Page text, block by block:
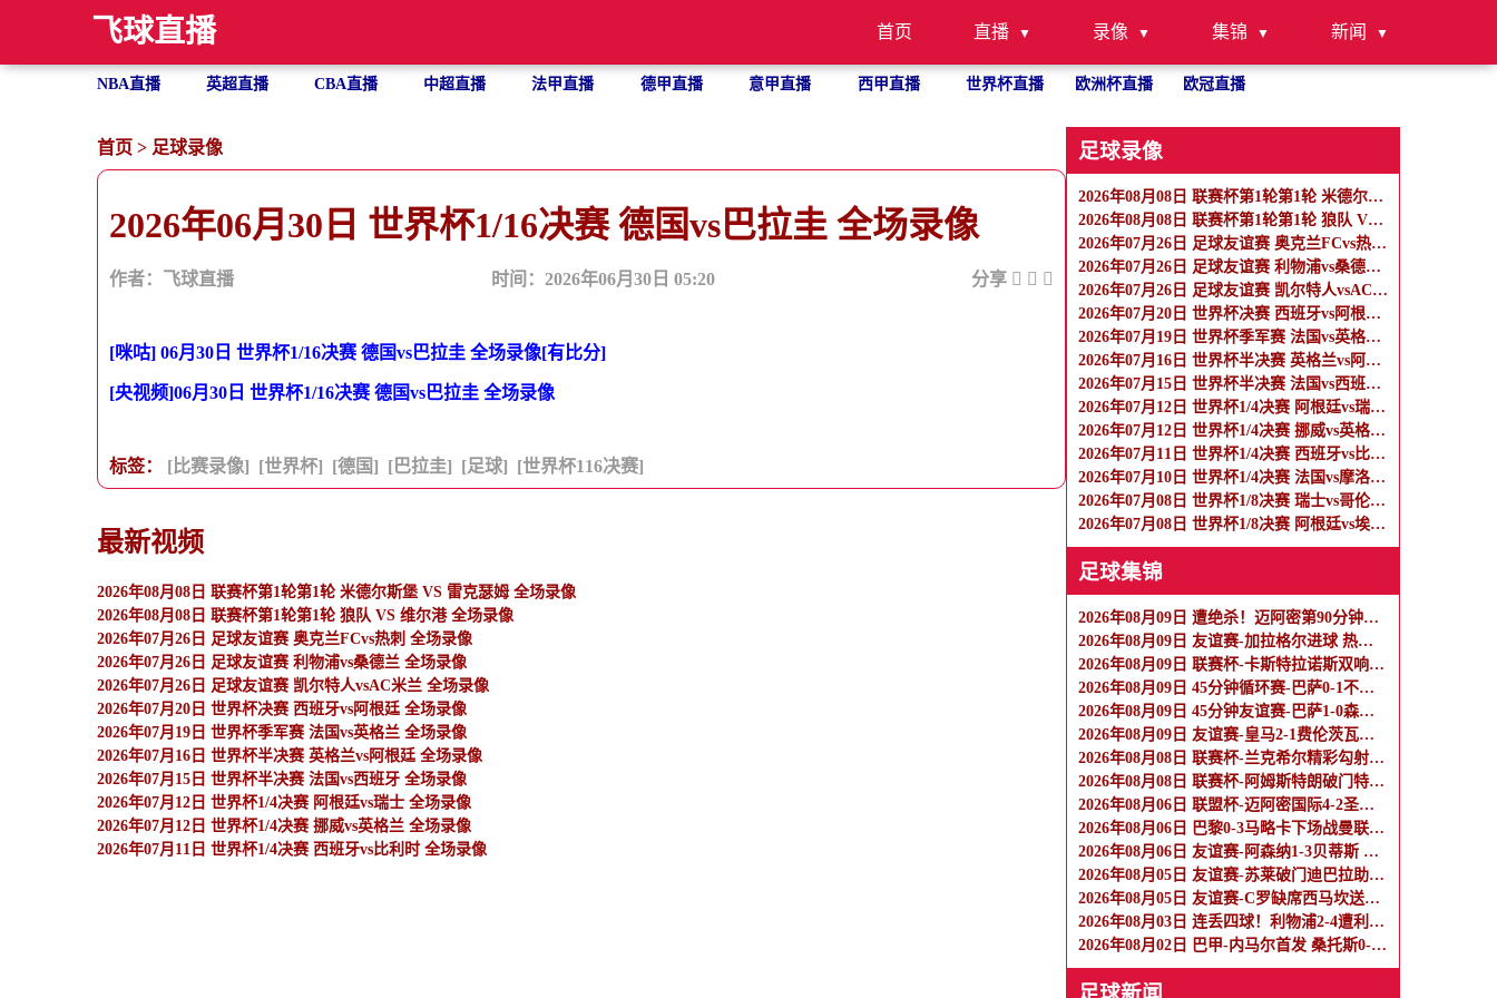
飞球直播 首页 直播 录像 集锦 新闻
NBA直播 英超直播 CBA直播 中超直播 法甲直播 德甲直播 意甲直播 西甲直播 世界杯直播 欧洲杯直播 欧冠直播
首页 > 足球录像
2026年06月30日 世界杯1/16决赛 德国vs巴拉圭 全场录像
作者：飞球直播 时间：2026年06月30日 05:20 分享
[咪咕] 06月30日 世界杯1/16决赛 德国vs巴拉圭 全场录像[有比分]
[央视频]06月30日 世界杯1/16决赛 德国vs巴拉圭 全场录像
标签： [比赛录像] [世界杯] [德国] [巴拉圭] [足球] [世界杯116决赛]
最新视频
2026年08月08日 联赛杯第1轮第1轮 米德尔斯堡 VS 雷克瑟姆 全场录像
2026年08月08日 联赛杯第1轮第1轮 狼队 VS 维尔港 全场录像
2026年07月26日 足球友谊赛 奥克兰FCvs热刺 全场录像
2026年07月26日 足球友谊赛 利物浦vs桑德兰 全场录像
2026年07月26日 足球友谊赛 凯尔特人vsAC米兰 全场录像
2026年07月20日 世界杯决赛 西班牙vs阿根廷 全场录像
2026年07月19日 世界杯季军赛 法国vs英格兰 全场录像
2026年07月16日 世界杯半决赛 英格兰vs阿根廷 全场录像
2026年07月15日 世界杯半决赛 法国vs西班牙 全场录像
2026年07月12日 世界杯1/4决赛 阿根廷vs瑞士 全场录像
2026年07月12日 世界杯1/4决赛 挪威vs英格兰 全场录像
2026年07月11日 世界杯1/4决赛 西班牙vs比利时 全场录像
足球录像
2026年08月08日 联赛杯第1轮第1轮 米德尔斯堡 VS 雷克瑟姆 全场录像
2026年08月08日 联赛杯第1轮第1轮 狼队 VS 维尔港 全场录像
2026年07月26日 足球友谊赛 奥克兰FCvs热刺 全场录像
2026年07月26日 足球友谊赛 利物浦vs桑德兰 全场录像
2026年07月26日 足球友谊赛 凯尔特人vsAC米兰 全场录像
2026年07月20日 世界杯决赛 西班牙vs阿根廷 全场录像
2026年07月19日 世界杯季军赛 法国vs英格兰 全场录像
2026年07月16日 世界杯半决赛 英格兰vs阿根廷 全场录像
2026年07月15日 世界杯半决赛 法国vs西班牙 全场录像
2026年07月12日 世界杯1/4决赛 阿根廷vs瑞士 全场录像
2026年07月12日 世界杯1/4决赛 挪威vs英格兰 全场录像
2026年07月11日 世界杯1/4决赛 西班牙vs比利时 全场录像
2026年07月10日 世界杯1/4决赛 法国vs摩洛哥 全场录像
2026年07月08日 世界杯1/8决赛 瑞士vs哥伦比亚 全场录像
2026年07月08日 世界杯1/8决赛 阿根廷vs埃及 全场录像
足球集锦
2026年08月09日 遭绝杀！迈阿密第90分钟丢球1-2蒙特雷 德保罗破门展示梅西球衣
2026年08月09日 友谊赛-加拉格尔进球 热刺1-1赫塔费
2026年08月09日 联赛杯-卡斯特拉诺斯双响 西汉姆联3-1朴茨茅斯
2026年08月09日 45分钟循环赛-巴萨0-1不敌乌迪内斯无缘冠军 巴约挑射绝杀
2026年08月09日 45分钟友谊赛-巴萨1-0森林 拉菲点射费尔明造点 两队各一次中柱
2026年08月09日 友谊赛-皇马2-1费伦茨瓦罗斯 里瓦斯建功埃斯皮破门巴尔韦德助攻
2026年08月08日 联赛杯-兰克希尔精彩勾射破门 米德尔斯堡1-0雷克瑟姆
2026年08月08日 联赛杯-阿姆斯特朗破门特林达德建功 狼队3-0维尔港
2026年08月06日 联盟杯-迈阿密国际4-2圣路易斯 梅西2射1传 阿伦助攻戴帽
2026年08月06日 巴黎0-3马略卡下场战曼联 巴黎全场控球近6成+8射3正未果
2026年08月06日 友谊赛-阿森纳1-3贝蒂斯 因卡皮耶破门难救主 福纳尔斯1射2传
2026年08月05日 友谊赛-苏莱破门迪巴拉助攻 罗马4-1纽波特郡
2026年08月05日 友谊赛-C罗缺席西马坎送点 胜利0-2不敌阿尔梅里亚
2026年08月03日 连丢四球！利物浦2-4遭利兹联逆转 维尔茨钱伯斯破门凯尔凯兹失误
2026年08月02日 巴甲-内马尔首发 桑托斯0-0瑞模贝雷
足球新闻